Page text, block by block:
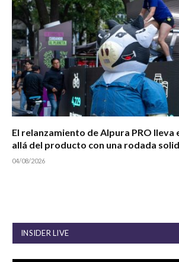
El relanzamiento de Alpura PRO lleva
allá del producto con una rodada
04/08/2026
INSIDER LIVE